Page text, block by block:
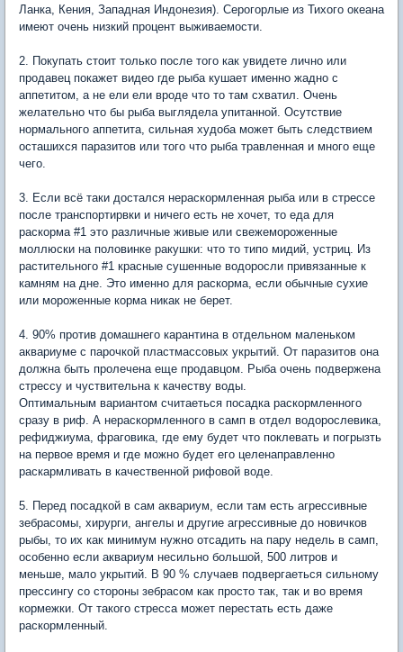
Ланка, Кения, Западная Индонезия). Серогорлые из Тихого океана
имеют очень низкий процент выживаемости.
2. Покупать стоит только после того как увидете лично или
продавец покажет видео где рыба кушает именно жадно с
аппетитом, а не ели ели вроде что то там схватил. Очень
желательно что бы рыба выглядела упитанной. Осутствие
нормального аппетита, сильная худоба может быть следствием
осташихся паразитов или того что рыба травленная и много еще
чего.
3. Если всё таки достался нераскормленная рыба или в стрессе
после транспортирвки и ничего есть не хочет, то еда для
раскорма #1 это различные живые или свежемороженные
моллюски на половинке ракушки: что то типо мидий, устриц. Из
растительного #1 красные сушенные водоросли привязанные к
камням на дне. Это именно для раскорма, если обычные сухие
или мороженные корма никак не берет.
4. 90% против домашнего карантина в отдельном маленьком
аквариуме с парочкой пластмассовых укрытий. От паразитов она
должна быть пролечена еще продавцом. Рыба очень подвержена
стрессу и чуствительна к качеству воды.
Оптимальным вариантом считаеться посадка раскормленного
сразу в риф. А нераскормленного в самп в отдел водорослевика,
рефиджиума, фраговика, где ему будет что поклевать и погрызть
на первое время и где можно будет его целенаправленно
раскармливать в качественной рифовой воде.
5. Перед посадкой в сам аквариум, если там есть агрессивные
зебрасомы, хирурги, ангелы и другие агрессивные до новичков
рыбы, то их как минимум нужно отсадить на пару недель в самп,
особенно если аквариум несильно большой, 500 литров и
меньше, мало укрытий. В 90 % случаев подвергаеться сильному
прессингу со стороны зебрасом как просто так, так и во время
кормежки. От такого стресса может перестать есть даже
раскормленный.